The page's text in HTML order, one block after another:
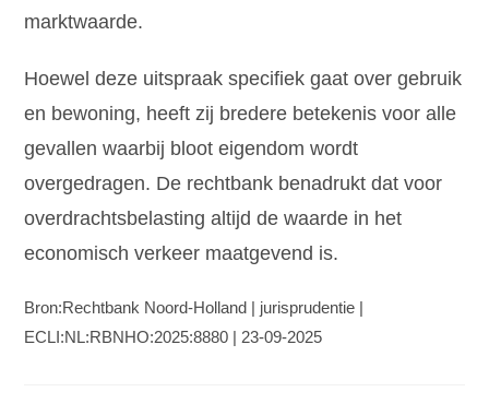
marktwaarde.
Hoewel deze uitspraak specifiek gaat over gebruik
en bewoning, heeft zij bredere betekenis voor alle
gevallen waarbij bloot eigendom wordt
overgedragen. De rechtbank benadrukt dat voor
overdrachtsbelasting altijd de waarde in het
economisch verkeer maatgevend is.
Bron:Rechtbank Noord-Holland | jurisprudentie |
ECLI:NL:RBNHO:2025:8880 | 23-09-2025